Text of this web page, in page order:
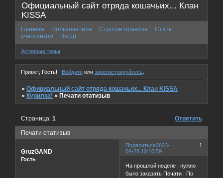
Официальный сайт отряда кошачьих... Клан
KISSA
Главная Пользователи Строгие правила
Стать
участником
Вход)
Активные темы
Привет, Гость! Войдитеили зарегистрируйтесь.
»Официальный сайт отряда кошачьих... Клан KISSA
»Курилка! »Печати отатизыв
Печати отатизыв
Страница:1 Ответить
Поделиться 1
2023-
04-28 10:10:59
GruzGAND
Гость
На прошлой неделе , нужно
было заказать Печати . По